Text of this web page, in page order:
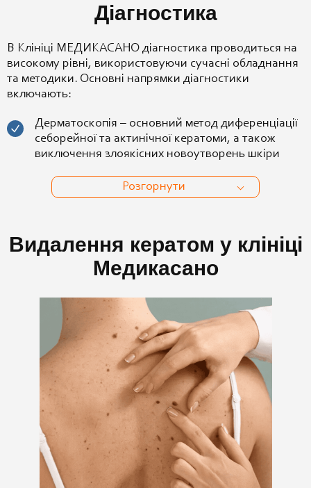
Діагностика
В Клініці МЕДИКАСАНО діагностика проводиться на
високому рівні, використовуючи сучасні обладнання
та методики. Основні напрямки діагностики
включають:
Дерматоскопія – основний метод диференціації
себорейної та актинічної кератоми, а також
виключення злоякісних новоутворень шкіри
Розгорнути
Видалення кератом у клініці
Медикасано